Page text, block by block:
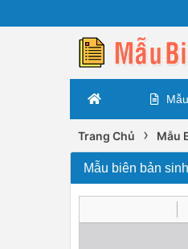
Trang Chủ › Mẫu
Mẫu biên bản